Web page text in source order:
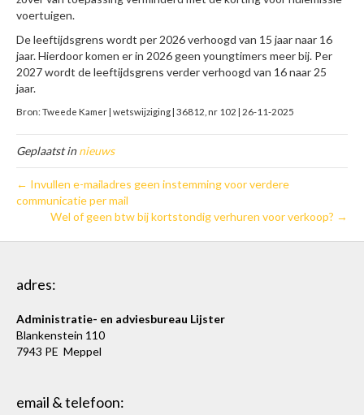
voertuigen.
De leeftijdsgrens wordt per 2026 verhoogd van 15 jaar naar 16
jaar. Hierdoor komen er in 2026 geen youngtimers meer bij. Per
2027 wordt de leeftijdsgrens verder verhoogd van 16 naar 25
jaar.
Bron: Tweede Kamer | wetswijziging | 36812, nr 102 | 26-11-2025
Geplaatst innieuws
← Invullen e-mailadres geen instemming voor verdere
communicatie per mail
Wel of geen btw bij kortstondig verhuren voor verkoop? →
adres:
Administratie- en adviesbureau Lijster
Blankenstein 110
7943 PE Meppel
email & telefoon: